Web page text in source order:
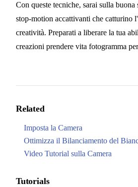
Con queste tecniche, sarai sulla
stop-motion accattivanti che catturino
creatività. Preparati a liberare la tua
creazioni prendere vita fotogramma
Related
Imposta la Camera
Ottimizza il Bilanciamento del
Video Tutorial sulla Camera
Tutorials